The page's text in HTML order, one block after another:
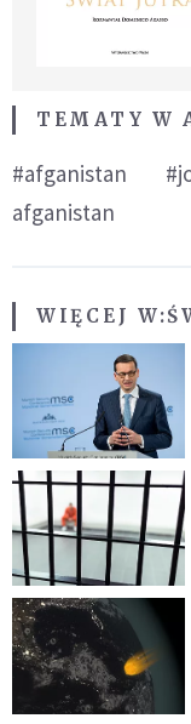
TEMATY W
#afganistan
afganistan
WIĘCEJ W: